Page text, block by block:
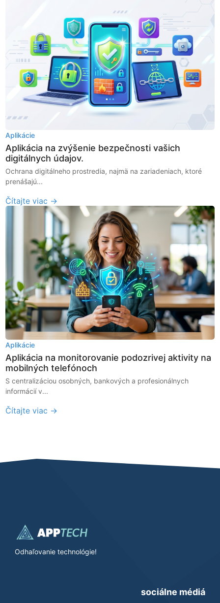
Aplikácie
Aplikácia na zvýšenie bezpečnosti vašich
digitálnych údajov.
Ochrana digitálneho prostredia, najmä na zariadeniach, ktoré
prenášajú...
Čítajte viac →
Aplikácie
Aplikácia na monitorovanie podozrivej aktivity na
mobilných telefónoch
S centralizáciou osobných, bankových a profesionálnych
informácií v...
Čítajte viac →
Odhaľovanie technológie!
sociálne médiá